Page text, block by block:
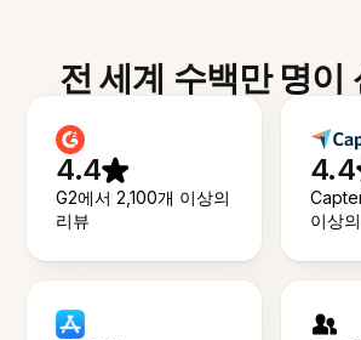
전 세계 수백만 명이
4.4
G2에서 2,100개 이상의
리뷰
4.4
이상